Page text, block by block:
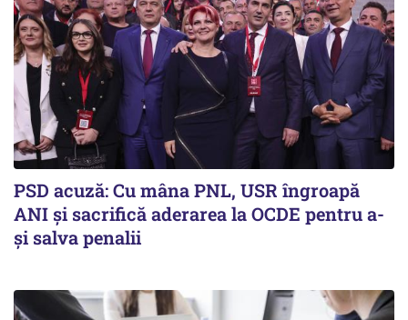
PSD acuză: Cu mâna PNL, USR îngroapă
ANI și sacrifică aderarea la OCDE pentru a-
și salva penalii